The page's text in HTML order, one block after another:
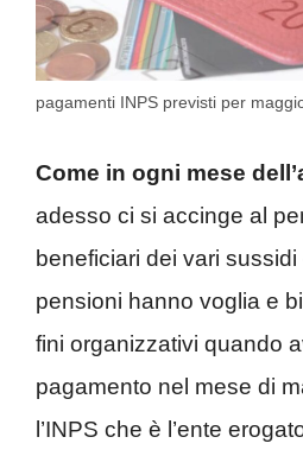
pagamenti INPS previsti per
Come in ogni mese
adesso ci si accinge al
beneficiari dei vari
pensioni hanno voglia e
fini organizzativi quando
pagamento nel mese di
l’INPS che è l’ente